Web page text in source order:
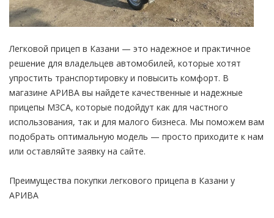
Легковой прицеп в Казани — это надежное и практичное
решение для владельцев автомобилей, которые хотят
упростить транспортировку и повысить комфорт. В
магазине АРИВА вы найдете качественные и надежные
прицепы МЗСА, которые подойдут как для частного
использования, так и для малого бизнеса. Мы поможем вам
подобрать оптимальную модель — просто приходите к нам
или оставляйте заявку на сайте.
Преимущества покупки легкового прицепа в Казани у
АРИВА